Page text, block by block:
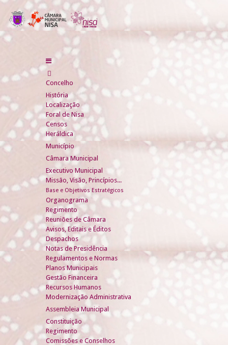
Concelho
História
Localização
Foral de Nisa
Censos
Heráldica
Município
Câmara Municipal
Executivo Municipal
Missão, Visão, Princípios...
Base e Objetivos Estratégicos
Organograma
Regimento
Reuniões de Câmara
Avisos, Editais e Éditos
Despachos
Notas de Presidência
Regulamentos e Normas
Planos Municipais
Gestão Financeira
Recursos Humanos
Modernização Administrativa
Assembleia Municipal
Constituição
Regimento
Comissões e Conselhos